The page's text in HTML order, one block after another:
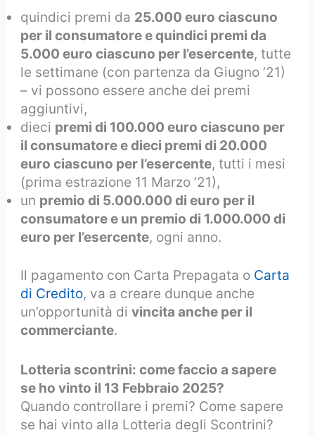
quindici premi da 25.000 euro ciascuno
per il consumatore e quindici premi da
5.000 euro ciascuno per l’esercente, tutte
le settimane (con partenza da Giugno ’21)
– vi possono essere anche dei premi
aggiuntivi,
dieci premi di 100.000 euro ciascuno per
il consumatore e dieci premi di 20.000
euro ciascuno per l’esercente, tutti i mesi
(prima estrazione 11 Marzo ’21),
un premio di 5.000.000 di euro per il
consumatore e un premio di 1.000.000 di
euro per l’esercente, ogni anno.
Il pagamento con Carta Prepagata o Carta
di Credito, va a creare dunque anche
un’opportunità divincita anche per il
commerciante.
Lotteria scontrini: come faccio a sapere
se ho vinto il 13 Febbraio 2025?
Quando controllare i premi? Come sapere
se hai vinto alla Lotteria degli Scontrini?